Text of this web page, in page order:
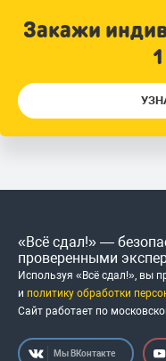
Закажи
«Всё сдал!» —
проверенными
Используя «Всё сдал!», вы
и политику обработки
Сайт работает по
Мы ВКонтакте